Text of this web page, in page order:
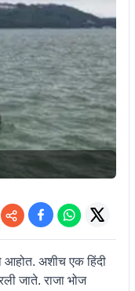
आहोत. अशीच एक हिंदी
जाते. राजा भोज